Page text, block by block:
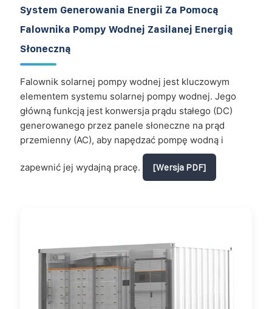
System Generowania Energii Za Pomocą
Falownika Pompy Wodnej Zasilanej Energią
Słoneczną
Falownik solarnej pompy wodnej jest kluczowym
elementem systemu solarnej pompy wodnej. Jego
główną funkcją jest konwersja prądu stałego (DC)
generowanego przez panele słoneczne na prąd
przemienny (AC), aby napędzać pompę wodną i
zapewnić jej wydajną pracę. [Wersja PDF]